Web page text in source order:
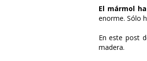
El mármol
enorme. Sólo
En este post
madera.